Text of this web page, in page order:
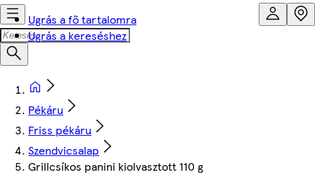
Ugrás a fő tartalomra
Ugrás a kereséshez
Pékáru
Friss pékáru
Szendvicsalap
Grillcsíkos panini kiolvasztott 110 g